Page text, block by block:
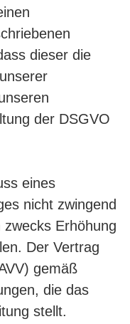
dieser die
der DSGVO
eines
nicht zwingend
Erhöhung
Der Vertrag
gemäß
die das
stellt.